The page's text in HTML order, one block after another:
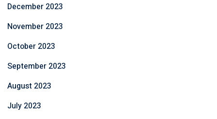
December 2023
November 2023
October 2023
September 2023
August 2023
July 2023